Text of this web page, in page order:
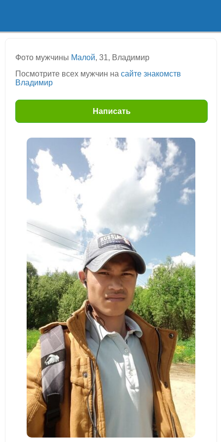
Фото мужчины Малой, 31, Владимир
Посмотрите всех мужчин на сайте знакомств
Владимир
Написать